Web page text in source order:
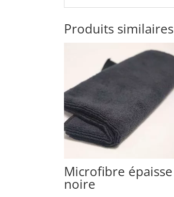
Produits similaires
Microfibre épaisse
noire